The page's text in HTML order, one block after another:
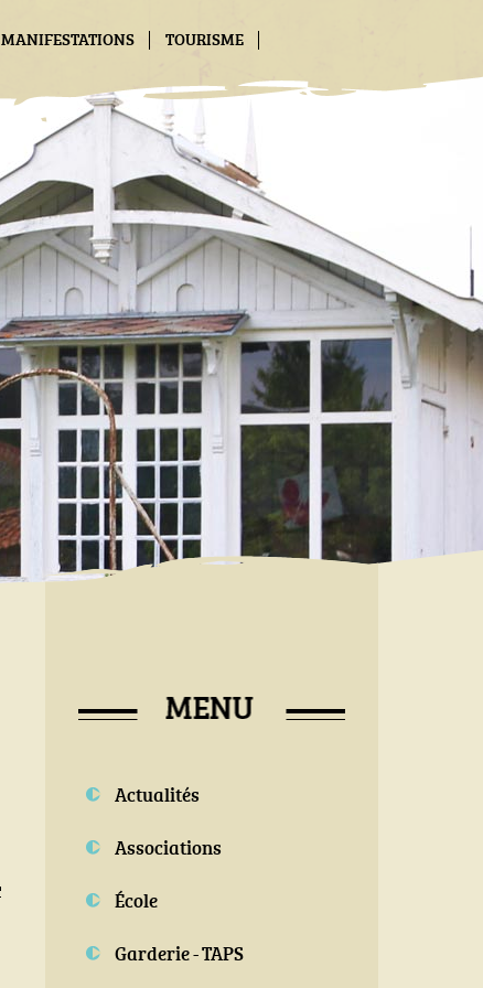
MANIFESTATIONS TOURISME
Actualités
Associations
École
Garderie - TAPS